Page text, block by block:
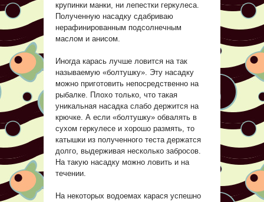
крупинки манки, ни лепестки геркулеса.
Полученную насадку сдабриваю
нерафинированным подсолнечным
маслом и анисом.
Иногда карась лучше ловится на так
называемую «болтушку». Эту насадку
можно приготовить непосредственно на
рыбалке. Плохо только, что такая
уникальная насадка слабо держится на
крючке. А если «болтушку» обвалять в
сухом геркулесе и хорошо размять, то
катышки из полученного теста держатся
долго, выдерживая несколько забросов.
На такую насадку можно ловить и на
течении.
На некоторых водоемах карася успешно